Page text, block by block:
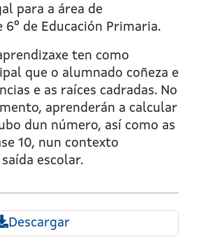
para a área de
6º de Educación Primaria.
ten como
que o alumnado coñeza e
e as raíces cadradas. No
aprenderán a calcular
dun número, así como as
10, nun contexto
escolar.
Descargar